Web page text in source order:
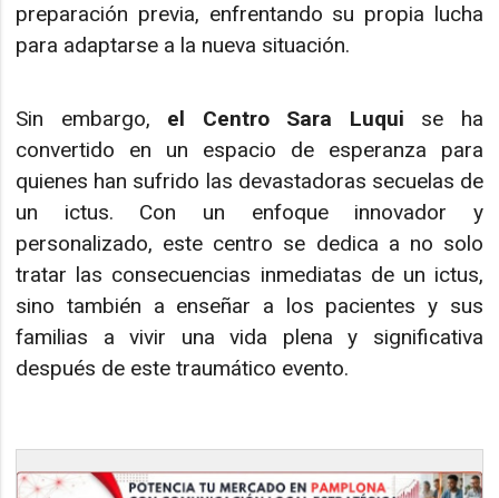
preparación previa, enfrentando su propia lucha
para adaptarse a la nueva situación.
Sin embargo, el Centro Sara Luqui se ha
convertido en un espacio de esperanza para
quienes han sufrido las devastadoras secuelas de
un ictus. Con un enfoque innovador y
personalizado, este centro se dedica a no solo
tratar las consecuencias inmediatas de un ictus,
sino también a enseñar a los pacientes y sus
familias a vivir una vida plena y significativa
después de este traumático evento.